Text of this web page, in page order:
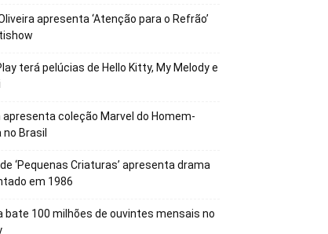
apresenta ‘Atenção para o Refrão’
terá pelúcias de Hello Kitty, My Melody e
apresenta coleção Marvel do Homem-
Brasil
‘Pequenas Criaturas’ apresenta drama
em 1986
bate 100 milhões de ouvintes mensais no